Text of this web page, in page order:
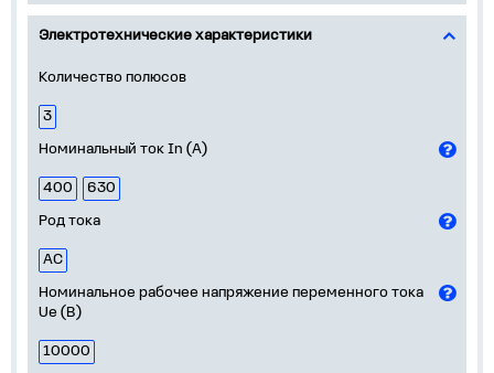
Электротехнические характеристики
Количество полюсов
3
Номинальный ток In (А)
400
630
Род тока
AC
Номинальное рабочее напряжение переменного тока
Ue (В)
10000